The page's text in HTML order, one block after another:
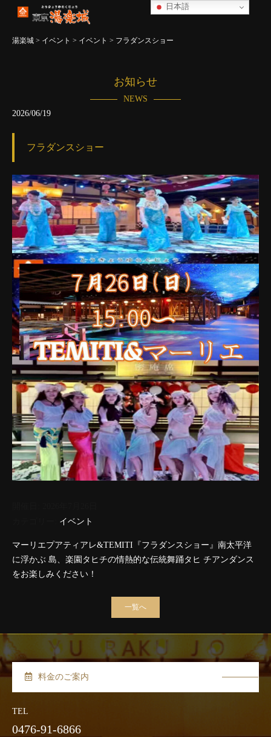
湯楽城 > イベント > イベント > フラダンスショー
お知らせ
NEWS
2026/06/19
フラダンスショー
イベント
マーリエプアティアレ&TEMITI『フラダンスショー』南太平洋
に浮かぶ 島、楽園タヒチの情熱的な伝統舞踊タヒ チアンダンス
をお楽しみください！
一覧へ
料金のご案内
TEL
0476-91-6866
日本語